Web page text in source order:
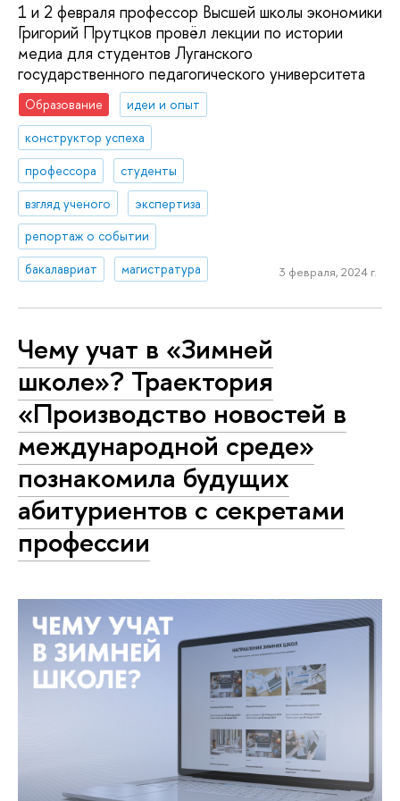
1 и 2 февраля профессор Высшей школы экономики
Григорий Прутцков провёл лекции по истории
медиа для студентов Луганского
государственного педагогического университета
Образование
идеи и опыт
конструктор успеха
профессора
студенты
взгляд ученого
экспертиза
репортаж о событии
бакалавриат
магистратура 3 февраля, 2024 г.
Чему учат в «Зимней
школе»? Траектория
«Производство новостей в
международной среде»
познакомила будущих
абитуриентов с секретами
профессии